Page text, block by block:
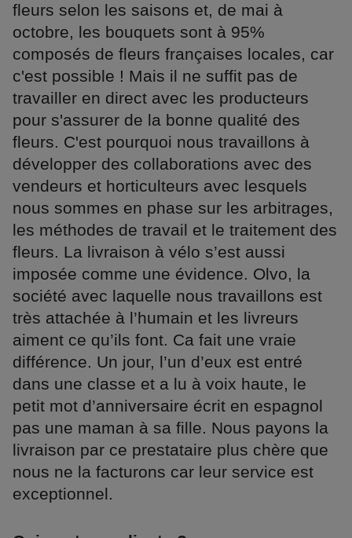
fleurs selon les saisons et, de mai à
octobre, les bouquets sont à 95%
composés de fleurs françaises locales, car
c'est possible ! Mais il ne suffit pas de
travailler en direct avec les producteurs
pour s'assurer de la bonne qualité des
fleurs. C'est pourquoi nous travaillons à
développer des collaborations avec des
vendeurs et horticulteurs avec lesquels
nous sommes en phase sur les arbitrages,
les méthodes de travail et le traitement des
fleurs. La livraison à vélo s’est aussi
imposée comme une évidence. Olvo, la
société avec laquelle nous travaillons est
très attachée à l’humain et les livreurs
aiment ce qu’ils font. Ca fait une vraie
différence. Un jour, l’un d’eux est entré
dans une classe et a lu à voix haute, le
petit mot d’anniversaire écrit en espagnol
pas une maman à sa fille. Nous payons la
livraison par ce prestataire plus chère que
nous ne la facturons car leur service est
exceptionnel.